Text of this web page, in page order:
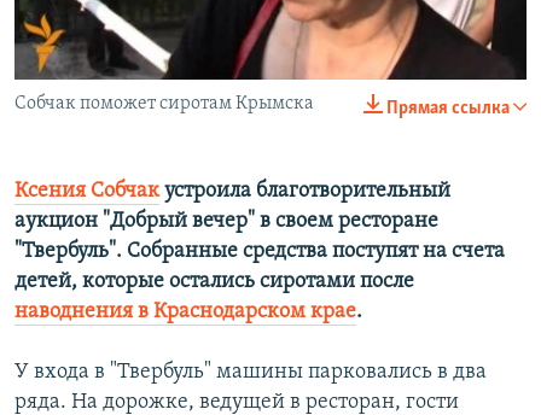
0:00 0:08:12 Прямая ссылка
Собчак поможет сиротам Крымска
Ксения Собчакустроила благотворительный
аукцион "Добрый вечер" в своем ресторане
"Твербуль". Собранные средства поступят на счета
детей, которые остались сиротами после
наводнения в Краснодарском крае.
У входа в "Твербуль" машины парковались в два
ряда. На дорожке, ведущей в ресторан, гости